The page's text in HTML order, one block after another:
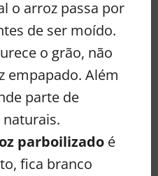
o arroz passa por
de ser moído.
o grão, não
empapado. Além
parte de
parboilizado é
fica branco